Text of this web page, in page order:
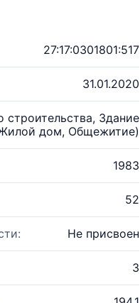
27:17:0301801:517
31.01.2020
строительства, Здание
дом, Общежитие)
1983
52
Не присвоен
3